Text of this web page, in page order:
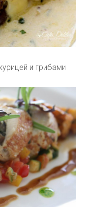
и грибами